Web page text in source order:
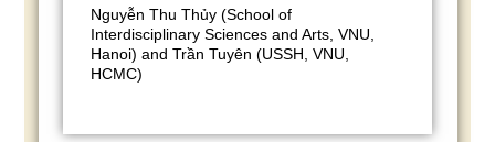
Nguyễn Thu Thủy (School of
Interdisciplinary Sciences and Arts, VNU,
Hanoi) and Trần Tuyên (USSH, VNU,
HCMC)